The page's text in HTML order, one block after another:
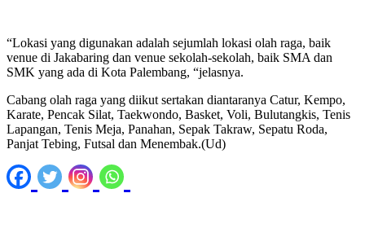
“Lokasi yang digunakan adalah sejumlah lokasi olah raga, baik
venue di Jakabaring dan venue sekolah-sekolah, baik SMA dan
SMK yang ada di Kota Palembang, “jelasnya.
Cabang olah raga yang diikut sertakan diantaranya Catur, Kempo,
Karate, Pencak Silat, Taekwondo, Basket, Voli, Bulutangkis, Tenis
Lapangan, Tenis Meja, Panahan, Sepak Takraw, Sepatu Roda,
Panjat Tebing, Futsal dan Menembak.(Ud)